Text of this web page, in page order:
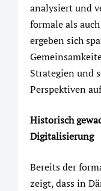
analysiert und
formale als
ergeben sich
Strategien und
Perspektiven
Historisch
Digitalisierung
Bereits der
zeigt, dass in